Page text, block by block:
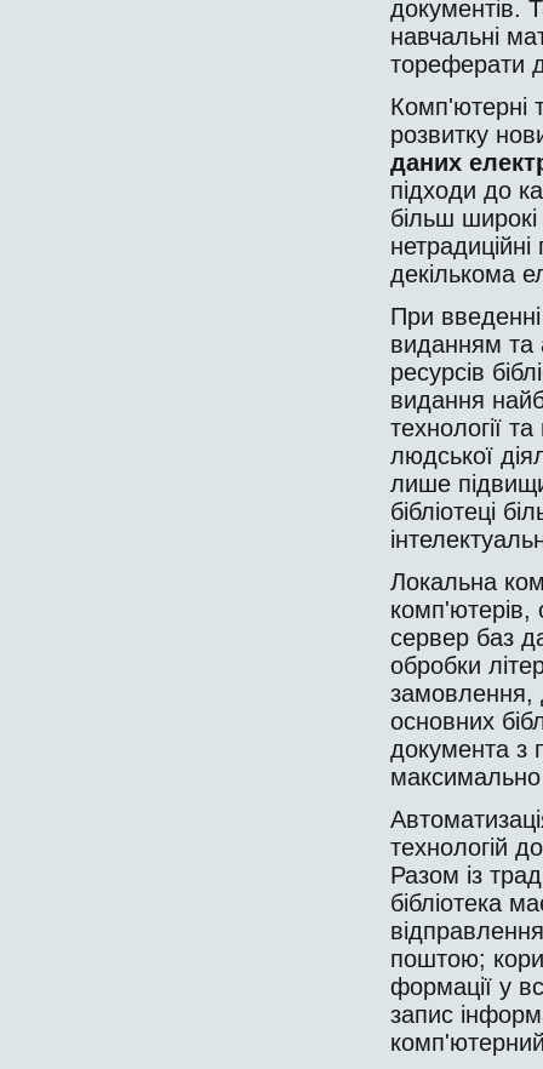
документів.
нав­чальні
тореферати
Комп'ютерні
розвитку
даних
підходи до
більш
декількома
При
виданням та
ресурсів
видання
технології
людської
лише
бібліотеці
Локальна
комп'ютерів,
сервер баз
обробки
замовлення,
основних
документа з
максимально
технологій
Разом із
бібліотека
поштою;
формації у
запис